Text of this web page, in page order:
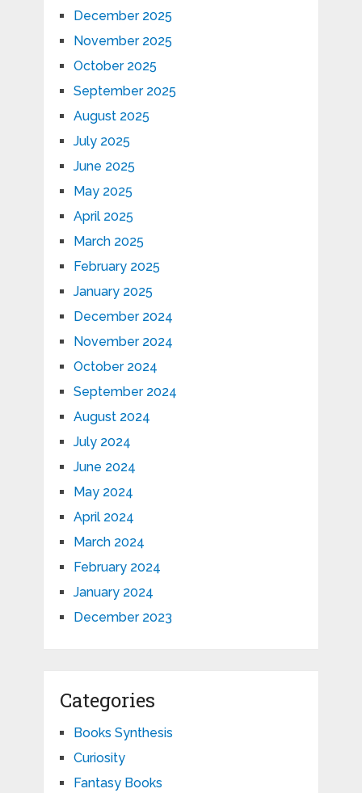
December 2025
November 2025
October 2025
September 2025
August 2025
July 2025
June 2025
May 2025
April 2025
March 2025
February 2025
January 2025
December 2024
November 2024
October 2024
September 2024
August 2024
July 2024
June 2024
May 2024
April 2024
March 2024
February 2024
January 2024
December 2023
Categories
Books Synthesis
Curiosity
Fantasy Books